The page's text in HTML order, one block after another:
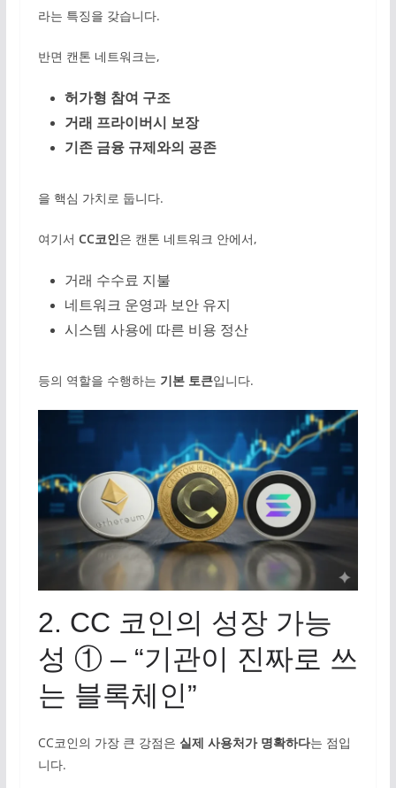
라는 특징을 갖습니다.
반면 캔톤 네트워크는,
허가형 참여 구조
거래 프라이버시 보장
기존 금융 규제와의 공존
을 핵심 가치로 둡니다.
여기서 CC코인은 캔톤 네트워크 안에서,
거래 수수료 지불
네트워크 운영과 보안 유지
시스템 사용에 따른 비용 정산
등의 역할을 수행하는 기본 토큰입니다.
2. CC 코인의 성장 가능
성 ① – “기관이 진짜로 쓰
는 블록체인”
CC코인의 가장 큰 강점은 실제 사용처가 명확하다는 점입
니다.